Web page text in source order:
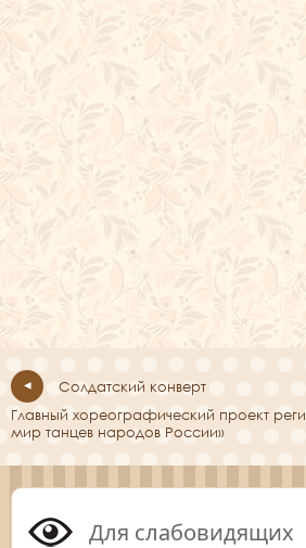
Солдатский конверт
Главный хореографический проект
мир танцев народов России»
Для слабовидящих